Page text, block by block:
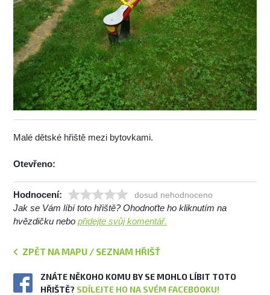
Malé dětské hřiště mezi bytovkami.
Otevřeno:
Hodnocení: dosud nehodnoceno
Jak se Vám líbí toto hřiště? Ohodnoťte ho kliknutím na
hvězdičku nebopřidejte svůj komentář.
ZPĚT NA MAPU / SEZNAM HŘIŠŤ
ZNÁTE NĚKOHO KOMU BY SE MOHLO LÍBIT TOTO
HŘIŠTĚ? SDÍLEJTE HO NA SVÉM FACEBOOKU!